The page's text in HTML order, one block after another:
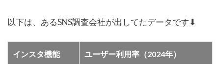
以下は、あるSNS調査会社が出してたデータです⬇
インスタ機能 ユーザー利用率（2024年）